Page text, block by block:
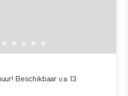
Beschikbaar v.a. 13